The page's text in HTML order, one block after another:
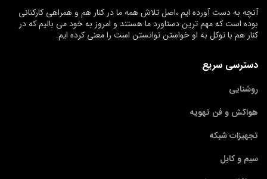
آنچه به دست آورده ایم ،اصل تلاش همه ما در کنار هم و همراهی کارکنانی
بوده است که مهم ترین دستاورد ما هستند و امروز به خود می بالیم که در
کنار هم با توکل به او خواستن توانستن است را معنی کرده ایم.
دسترسی سریع
روشنایی
هواکش و فن تهویه
تجهیزات شبکه
سیم و کابل